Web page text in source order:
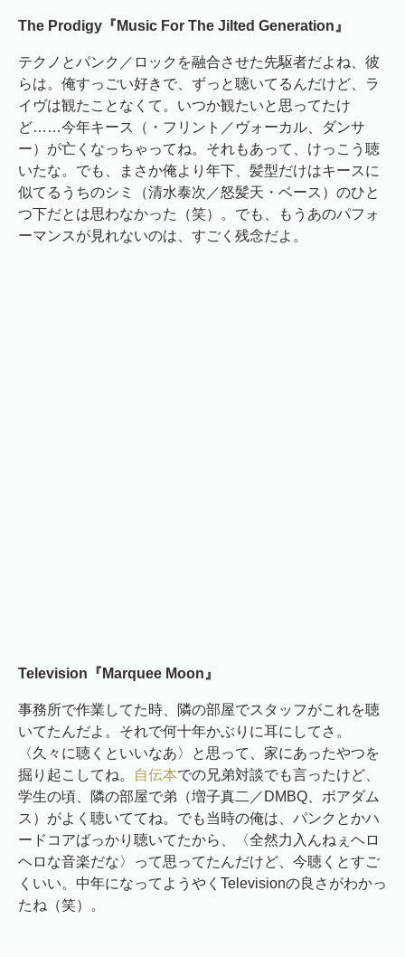
The Prodigy『Music For The Jilted Generation』
テクノとパンク／ロックを融合させた先駆者だよね、彼
らは。俺すっごい好きで、ずっと聴いてるんだけど、ラ
イヴは観たことなくて。いつか観たいと思ってたけ
ど……今年キース（・フリント／ヴォーカル、ダンサ
ー）が亡くなっちゃってね。それもあって、けっこう聴
いたな。でも、まさか俺より年下、髪型だけはキースに
似てるうちのシミ（清水泰次／怒髪天・ベース）のひと
つ下だとは思わなかった（笑）。でも、もうあのパフォ
ーマンスが見れないのは、すごく残念だよ。
Television『Marquee Moon』
事務所で作業してた時、隣の部屋でスタッフがこれを聴
いてたんだよ。それで何十年かぶりに耳にしてさ。
〈久々に聴くといいなあ〉と思って、家にあったやつを
掘り起こしてね。
自伝本での兄弟対談でも言ったけど、
学生の頃、隣の部屋で弟（増子真二／DMBQ、ボアダム
ス）がよく聴いててね。でも当時の俺は、パンクとかハ
ードコアばっかり聴いてたから、〈全然力入んねぇヘロ
ヘロな音楽だな〉って思ってたんだけど、今聴くとすご
くいい。中年になってようやくTelevisionの良さがわかっ
たね（笑）。